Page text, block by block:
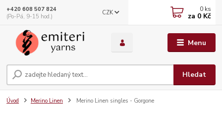
Menu
CZK
Hledat
+420 608 507 824
(Po-Pá, 9-15 hod.)
0 ks
za 0 Kč
Úvod Merino Linen Merino Linen singles - Gorgone